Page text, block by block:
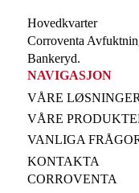
Hovedkvarter
Corroventa
Bankeryd.
NAVIGASJON
VÅRE LØSNINGER
VÅRE
VANLIGA
KONTAKTA
CORROVENTA